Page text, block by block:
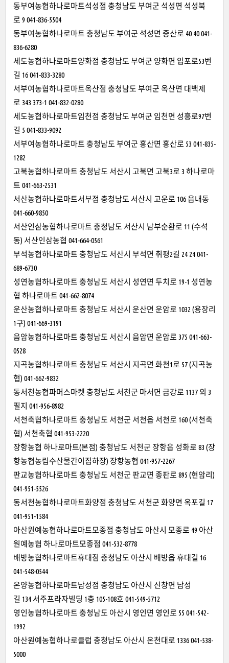
동부여농협하나로마트석성점 충청남도 부여군 석성면 석성북
로 9 041-836-5504
동부여농협하나로마트 충청남도 부여군 석성면 증산로 40 40 041-
836-6280
세도농협하나로마트양화점 충청남도 부여군 양화면 입포로53번
길 16 041-833-3280
서부여농협하나로마트옥산점 충청남도 부여군 옥산면 대백제
로 343 373-1 041-832-0280
세도농협하나로마트임천점 충청남도 부여군 임천면 성흥로97번
길 5 041-833-9092
서부여농협하나로마트 충청남도 부여군 홍산면 홍산로 53 041-835-
1282
고북농협하나로마트 충청남도 서산시 고북면 고북3로 3 하나로마
트 041-663-2531
서산농협하나로마트서부점 충청남도 서산시 고운로 106 읍내동
041-660-9850
서산인삼농협하나로마트 충청남도 서산시 남부순환로 11 (수석
동) 서산인삼농협 041-664-0561
부석농협하나로마트 충청남도 서산시 부석면 취평2길 24 24 041-
689-6730
성연농협하나로마트 충청남도 서산시 성연면 두치로 19-1 성연농
협 하나로마트 041-662-8074
운산농협하나로마트 충청남도 서산시 운산면 운암로 1032 (용장리
1구) 041-669-3191
음암농협하나로마트 충청남도 서산시 음암면 운암로 375 041-663-
0528
지곡농협하나로마트 충청남도 서산시 지곡면 화천1로 57 (지곡농
협) 041-662-9832
동서천농협파머스마켓 충청남도 서천군 마서면 금강로 1137 외 3
필지 041-956-8982
서천축협하나로마트 충청남도 서천군 서천읍 서천로 160 (서천축
협) 서천축협 041-953-2220
장항농협 하나로마트(본점) 충청남도 서천군 장항읍 성화로 83 (장
항농협농림수산물간이집하장) 장항농협 041-957-2267
판교농협하나로마트 충청남도 서천군 판교면 종판로 895 (현암리)
041-951-5526
동서천농협하나로마트화양점 충청남도 서천군 화양면 옥포길 17
041-951-1584
아산원예농협하나로마트모종점 충청남도 아산시 모종로 49 아산
원예농협 하나로마트모종점 041-532-8778
배방농협하나로마트휴대점 충청남도 아산시 배방읍 휴대길 16
041-548-0544
온양농협하나로마트남성점 충청남도 아산시 신창면 남성
길 134 서주프라자빌딩 1층 105-108호 041-549-5712
영인농협하나로마트 충청남도 아산시 영인면 영인로 55 041-542-
1992
아산원예농협하나로클럽 충청남도 아산시 온천대로 1336 041-538-
5000